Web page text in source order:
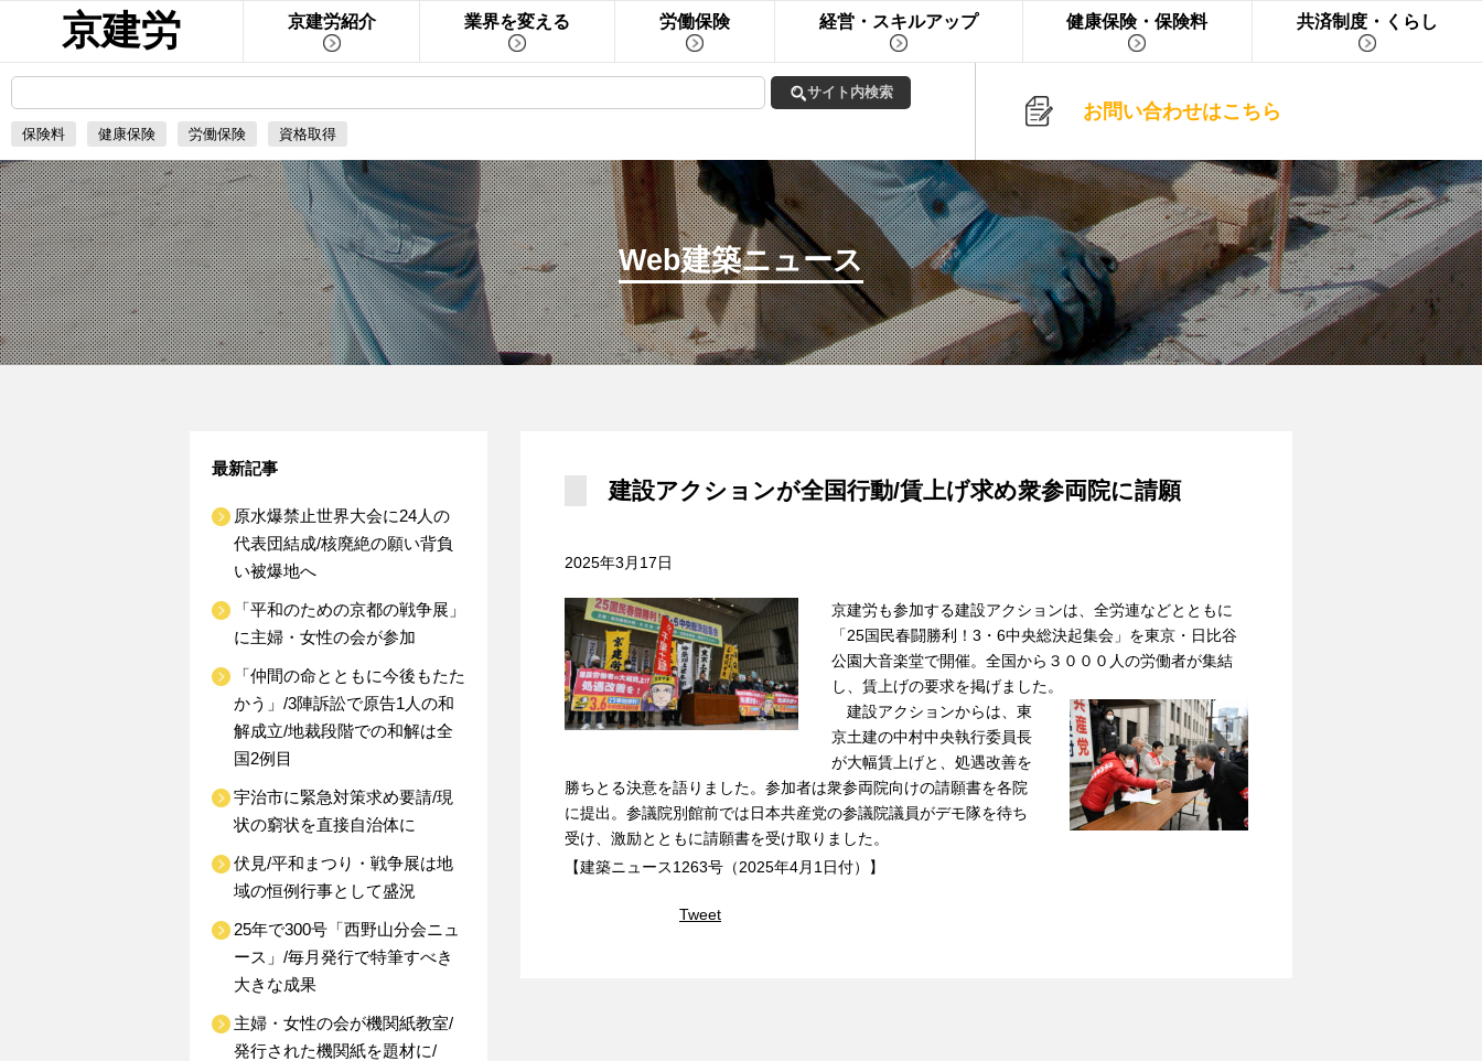
京建労 京建労紹介 業界を変える 労働保険 経営・スキルアップ 健康保険・保険料 共済制度・くらし
保険料 健康保険 労働保険 資格取得
お問い合わせはこちら
Web建築ニュース
建設アクションが全国行動/賃上げ求め衆参両院に請願
2025年3月17日
京建労も参加する建設アクションは、全労連などとともに
「25国民春闘勝利！3・6中央総決起集会」を東京・日比谷
公園大音楽堂で開催。全国から３０００人の労働者が集結
し、賃上げの要求を掲げました。
建設アクションからは、東
京土建の中村中央執行委員長
が大幅賃上げと、処遇改善を
勝ちとる決意を語りました。参加者は衆参両院向けの請願書を各院
に提出。参議院別館前では日本共産党の参議院議員がデモ隊を待ち
受け、激励とともに請願書を受け取りました。
【建築ニュース1263号（2025年4月1日付）】
Tweet
最新記事
原水爆禁止世界大会に24人の
代表団結成/核廃絶の願い背負
い被爆地へ
「平和のための京都の戦争展」
に主婦・女性の会が参加
「仲間の命とともに今後もたた
かう」/3陣訴訟で原告1人の和
解成立/地裁段階での和解は全
国2例目
宇治市に緊急対策求め要請/現
状の窮状を直接自治体に
伏見/平和まつり・戦争展は地
域の恒例行事として盛況
25年で300号「西野山分会ニュ
ース」/毎月発行で特筆すべき
大きな成果
主婦・女性の会が機関紙教室/
発行された機関紙を題材に/